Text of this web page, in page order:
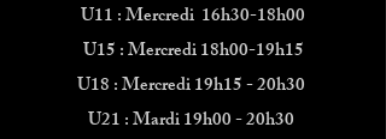
U11 : Mercredi 16h30-18h00
U15 : Mercredi 18h00-19h15
U18 : Mercredi 19h15 - 20h30
U21 : Mardi 19h00 - 20h30